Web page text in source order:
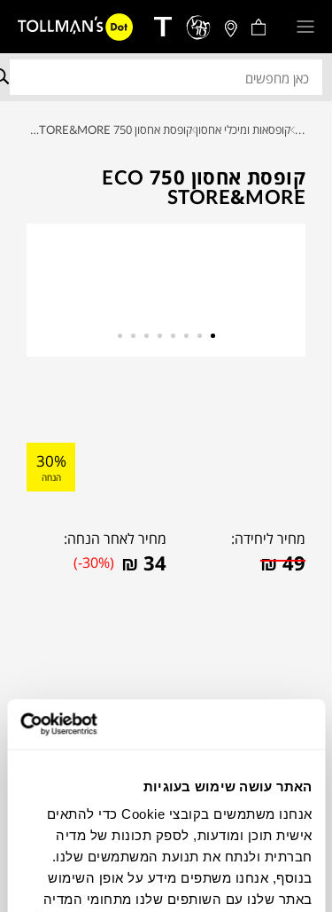
האתר עושה שימוש בעוגיות
אנחנו משתמשים בקובצי Cookie כדי להתאים
אישית תוכן ומודעות, לספק תכונות של מדיה
חברתית ולנתח את תנועת המשתמשים שלנו.
בנוסף, אנחנו משתפים מידע על אופן השימוש
באתר שלנו עם השותפים שלנו מתחומי המדיה
... קופסאות ומיכלי אחסון קופסת אחסון 750 ECO STORE&MORE
קופסת אחסון 750 ECO
STORE&MORE
30%
הנחה
מחיר ליחידה:
₪49
מחיר לאחר הנחה:
₪ 34
(-30%)